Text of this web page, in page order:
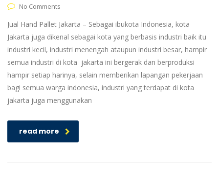
No Comments
Jual Hand Pallet Jakarta – Sebagai ibukota Indonesia, kota
Jakarta juga dikenal sebagai kota yang berbasis industri baik itu
industri kecil, industri menengah ataupun industri besar, hampir
semua industri di kota jakarta ini bergerak dan berproduksi
hampir setiap harinya, selain memberikan lapangan pekerjaan
bagi semua warga indonesia, industri yang terdapat di kota
jakarta juga menggunakan
read more